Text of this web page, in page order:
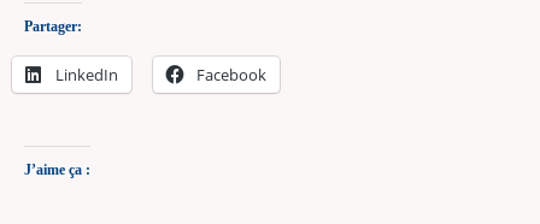
Partager:
LinkedIn Facebook
J’aime ça :